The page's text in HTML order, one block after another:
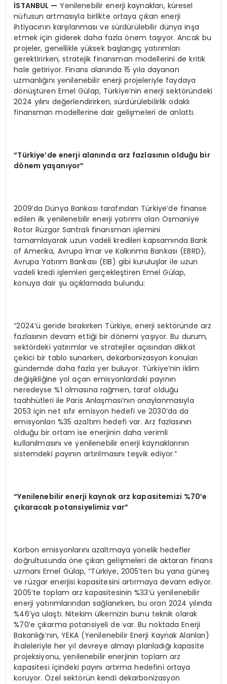
İSTANBUL — Yenilenebilir enerji kaynakları, küresel
nüfusun artmasıyla birlikte ortaya çıkan enerji
ihtiyacının karşılanması ve sürdürülebilir dünya inşa
etmek için giderek daha fazla önem taşıyor. Ancak bu
projeler, genellikle yüksek başlangıç yatırımları
gerektirirken, stratejik finansman modellerini de kritik
hale getiriyor. Finans alanında 15 yıla dayanan
uzmanlığını yenilenebilir enerji projeleriyle faydaya
dönüştüren Emel Gülap, Türkiye’nin enerji sektöründeki
2024 yılını değerlendirirken, sürdürülebilirlik odaklı
finansman modellerine dair gelişmeleri de anlattı.
“Türkiye’de enerji alanında arz fazlasının olduğu bir
dönem yaşanıyor”
2009’da Dünya Bankası tarafından Türkiye’de finanse
edilen ilk yenilenebilir enerji yatırımı olan Osmaniye
Rotor Rüzgar Santralı finansman işlemini
tamamlayarak uzun vadeli kredileri kapsamında Bank
of Amerika, Avrupa İmar ve Kalkınma Bankası (EBRD),
Avrupa Yatırım Bankası (EIB) gibi kuruluşlar ile uzun
vadeli kredi işlemleri gerçekleştiren Emel Gülap,
konuya dair şu açıklamada bulundu:
“2024’ü geride bırakırken Türkiye, enerji sektöründe arz
fazlasının devam ettiği bir dönemi yaşıyor. Bu durum,
sektördeki yatırımlar ve stratejiler açısından dikkat
çekici bir tablo sunarken, dekarbonizasyon konuları
gündemde daha fazla yer buluyor. Türkiye’nin iklim
değişikliğine yol açan emisyonlardaki payının
neredeyse %1 olmasına rağmen, taraf olduğu
taahhütleri ile Paris Anlaşması’nın onaylanmasıyla
2053 için net sıfır emisyon hedefi ve 2030’da da
emisyonları %35 azaltım hedefi var. Arz fazlasının
olduğu bir ortam ise enerjinin daha verimli
kullanılmasını ve yenilenebilir enerji kaynaklarının
sistemdeki payının artırılmasını teşvik ediyor.”
“Yenilenebilir enerji kaynak arz kapasitemizi %70’e
çıkaracak potansiyelimiz var”
Karbon emisyonlarını azaltmaya yönelik hedefler
doğrultusunda öne çıkan gelişmeleri de aktaran finans
uzmanı Emel Gülap, “Türkiye, 2005’ten bu yana güneş
ve rüzgar enerjisi kapasitesini artırmaya devam ediyor.
2005’te toplam arz kapasitesinin %33’ü yenilenebilir
enerji yatırımlarından sağlanırken, bu oran 2024 yılında
%46’ya ulaştı. Nitekim ülkemizin bunu teknik olarak
%70’e çıkarma potansiyeli de var. Bu noktada Enerji
Bakanlığı’nın, YEKA (Yenilenebilir Enerji Kaynak Alanları)
ihaleleriyle her yıl devreye almayı planladığı kapasite
projeksiyonu, yenilenebilir enerjinin toplam arz
kapasitesi içindeki payını artırma hedefini ortaya
koruyor. Özel sektörün kendi dekarbonizasyon